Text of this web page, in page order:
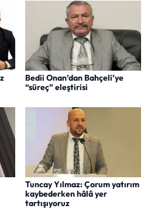
Bedii Onan’dan Bahçeli’ye
“süreç” eleştirisi
Tuncay Yılmaz: Çorum yatırım
kaybederken hâlâ yer
tartışıyoruz